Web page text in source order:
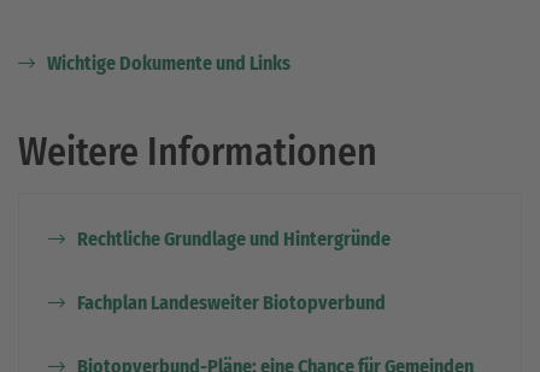
Wichtige Dokumente und Links
Weitere Informationen
Rechtliche Grundlage und Hintergründe
Fachplan Landesweiter Biotopverbund
Biotopverbund-Pläne: eine Chance für Gemeinden